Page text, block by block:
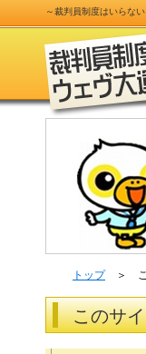
～裁判員制度はいらな
トップ＞ こ
このサ